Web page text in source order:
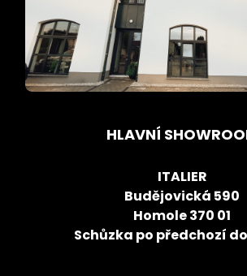
HLAVNÍ
ITALIER
Budějovická 590
Homole 370 01
Schůzka po předchozí